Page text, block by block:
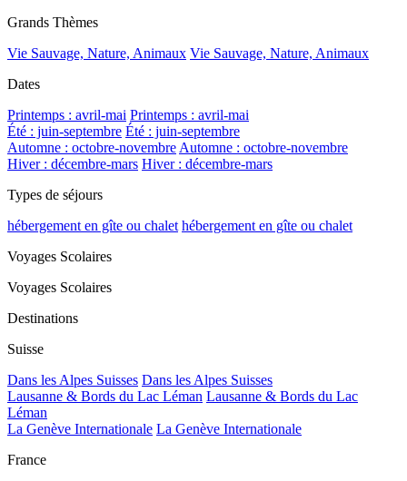
Grands Thèmes
Vie Sauvage, Nature, Animaux Vie Sauvage, Nature, Animaux
Dates
Printemps : avril-mai Printemps : avril-mai
Été : juin-septembre Été : juin-septembre
Automne : octobre-novembre Automne : octobre-novembre
Hiver : décembre-mars Hiver : décembre-mars
Types de séjours
hébergement en gîte ou chalet hébergement en gîte ou chalet
Voyages Scolaires
Voyages Scolaires
Destinations
Suisse
Dans les Alpes Suisses Dans les Alpes Suisses
Lausanne & Bords du Lac Léman Lausanne & Bords du Lac
Léman
La Genève Internationale La Genève Internationale
France